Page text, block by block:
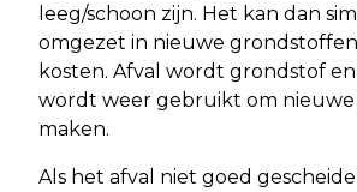
leeg/schoon zijn. Het kan dan
omgezet in nieuwe
kosten. Afval wordt grondstof
wordt weer gebruikt om
maken.
Als het afval niet goed